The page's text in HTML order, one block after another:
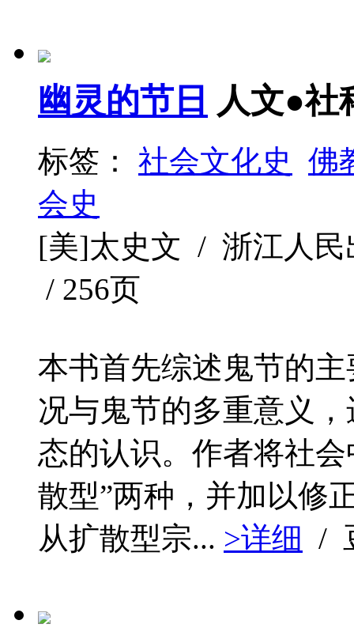
幽灵的节日 人文●社
标签： 社会文化史
佛
会史
[美]太史文 / 浙江人民
/ 256页
本书首先综述鬼节的
况与鬼节的多重意义
态的认识。作者将社
散型”两种，并加以修
从扩散型宗... >详细 /